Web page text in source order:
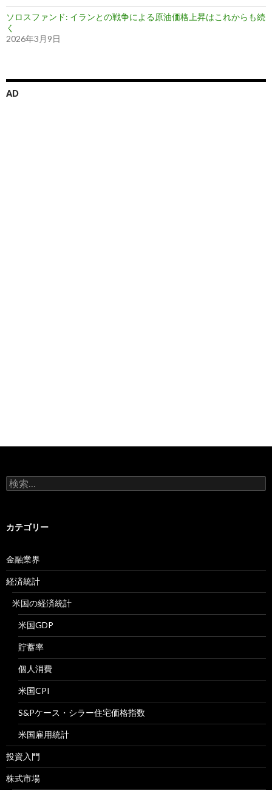
ソロスファンド: イランとの戦争による原油価格上昇はこれからも続
く
2026年3月9日
AD
検
索:
カテゴリー
金融業界
経済統計
米国の経済統計
米国GDP
貯蓄率
個人消費
米国CPI
S&Pケース・シラー住宅価格指数
米国雇用統計
投資入門
株式市場